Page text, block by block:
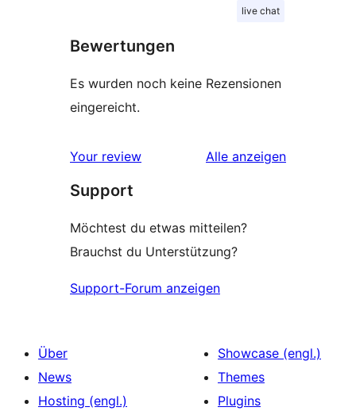
live chat
Bewertungen
Es wurden noch keine Rezensionen
eingereicht.
Your review Alle Rezensionen
anzeigen
Support
Möchtest du etwas mitteilen?
Brauchst du Unterstützung?
Support-Forum anzeigen
Über
News
Hosting (engl.)
Showcase (engl.)
Themes
Plugins